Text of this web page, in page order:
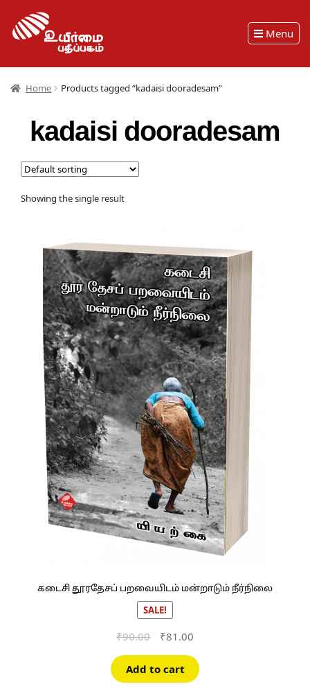
Menu
Home Products tagged “kadaisi dooradesam”
kadaisi dooradesam
Showing the single result
கடைசி தூரதேசப் பறவையிடம் மன்றாடும் நீர்நிலை
SALE!
₹90.00
Original
was:
₹90.00.
₹81.00Current
is:
₹81.00.
Add to cart